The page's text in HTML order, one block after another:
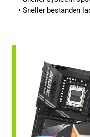
Sneller bestanden